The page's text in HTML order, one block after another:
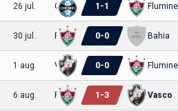
26 jul. Gremio 1 -1
30 jul. Fluminense 0-0 Bahia
1 aug. Vasco 0-0
6 aug. Fluminense 1 -3 Vasco